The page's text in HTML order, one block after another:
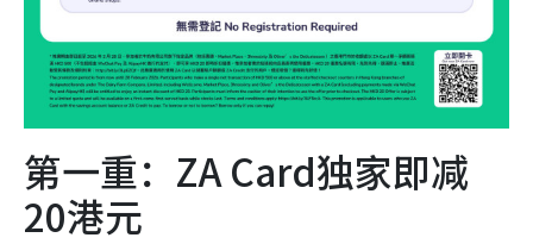
第一重：ZA Card独家即减
20港元